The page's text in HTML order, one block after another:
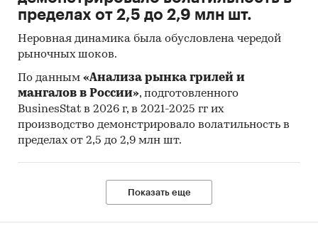
пределах от 2,5 до 2,9 млн шт.
Неровная динамика была обусловлена чередой
рыночных шоков.
По данным «Анализа рынка грилей и
мангалов в России», подготовленного
BusinesStat в 2026 г, в 2021-2025 гг их
производство демонстрировало волатильность в
пределах от 2,5 до 2,9 млн шт.
Показать еще